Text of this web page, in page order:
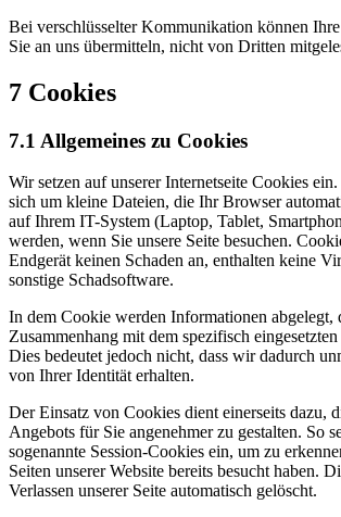
Bei verschlüsselter Kommunikation können
Sie an uns übermitteln, nicht von Dritten
7 Cookies
7.1 Allgemeines zu Cookies
Wir setzen auf unserer Internetseite Cookies
sich um kleine Dateien, die Ihr Browser
auf Ihrem IT-System (Laptop, Tablet,
werden, wenn Sie unsere Seite besuchen.
Endgerät keinen Schaden an, enthalten keine
sonstige Schadsoftware.
In dem Cookie werden Informationen abgelegt,
Zusammenhang mit dem spezifisch
Dies bedeutet jedoch nicht, dass wir dadurch
von Ihrer Identität erhalten.
Der Einsatz von Cookies dient einerseits dazu,
Angebots für Sie angenehmer zu gestalten. So
sogenannte Session-Cookies ein, um zu
Seiten unserer Website bereits besucht haben.
Verlassen unserer Seite automatisch gelöscht.